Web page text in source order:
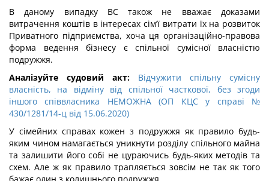
В даному випадку ВС також не вважає доказами
витрачення коштів в інтересах сім’ї витрати їх на розвиток
Приватного підприємства, хоча ця організаційно-правова
форма ведення бізнесу є спільної сумісної власністю
подружжя.
Аналізуйте судовий акт: Відчужити спільну сумісну
власність, на відміну від спільної часткової, без згоди
іншого співвласника НЕМОЖНА (ОП КЦС у справі №
430/1281/14-ц від 15.06.2020)
У сімейних справах кожен з подружжя як правило будь-
яким чином намагається уникнути розділу спільного майна
та залишити його собі не цураючись будь-яких методів та
схем. Але ж як правило трапляється зовсім не так як того